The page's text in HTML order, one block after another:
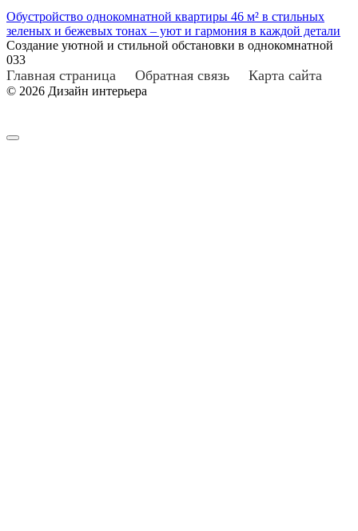
Обустройство однокомнатной квартиры 46 м² в стильных
зеленых и бежевых тонах – уют и гармония в каждой детали
Создание уютной и стильной обстановки в однокомнатной
033
Главная страница Обратная связь Карта сайта
© 2026 Дизайн интерьера